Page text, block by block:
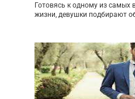
Готовясь к одному из самых
жизни, девушки подбирают